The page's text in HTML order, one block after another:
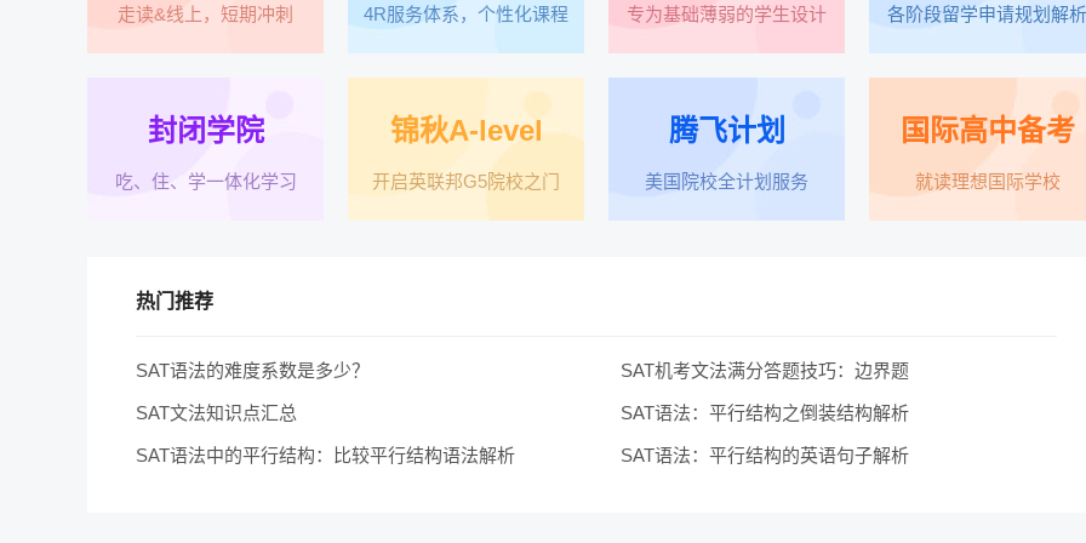
走读&线上，短期冲刺 4R服务体系，个性化课程 专为基础薄弱的学生设计 各阶段留学申请规划解析
封闭学院
吃、住、学一体化学习
锦秋A-level
开启英联邦G5院校之门
腾飞计划
美国院校全计划服务
国际高中备考
就读理想国际学校
热门推荐
SAT语法的难度系数是多少？ SAT机考文法满分答题技巧：边界题
SAT文法知识点汇总 SAT语法：平行结构之倒装结构解析
SAT语法中的平行结构：比较平行结构语法解析 SAT语法：平行结构的英语句子解析